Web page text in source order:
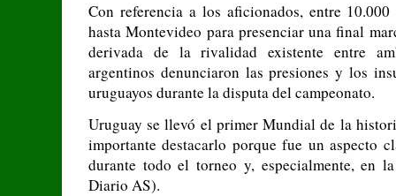
Con referencia a los aficionados, entre
hasta Montevideo para presenciar una final
derivada de la rivalidad existente entre
argentinos denunciaron las presiones y los
uruguayos durante la disputa del campeonato.
Uruguay se llevó el primer Mundial de la
importante destacarlo porque fue un aspecto
durante todo el torneo y, especialmente, en
Diario AS).